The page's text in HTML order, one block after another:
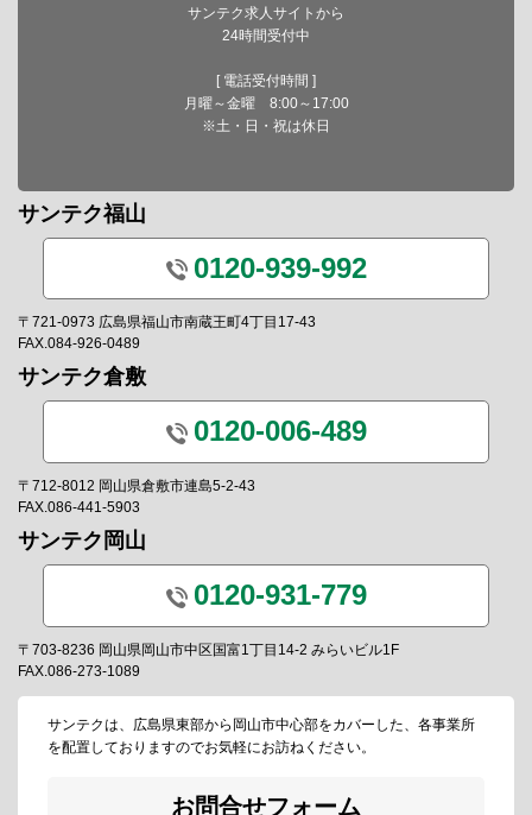
サンテク求人サイトから
24時間受付中
[ 電話受付時間 ]
月曜～金曜 8:00～17:00
※土・日・祝は休日
サンテク福山
0120-939-992
〒721-0973 広島県福山市南蔵王町4丁目17-43
FAX.084-926-0489
サンテク倉敷
0120-006-489
〒712-8012 岡山県倉敷市連島5-2-43
FAX.086-441-5903
サンテク岡山
0120-931-779
〒703-8236 岡山県岡山市中区国富1丁目14-2 みらいビル1F
FAX.086-273-1089
サンテクは、広島県東部から岡山市中心部をカバーした、各事業所
を配置しておりますのでお気軽にお訪ねください。
お問合せフォーム